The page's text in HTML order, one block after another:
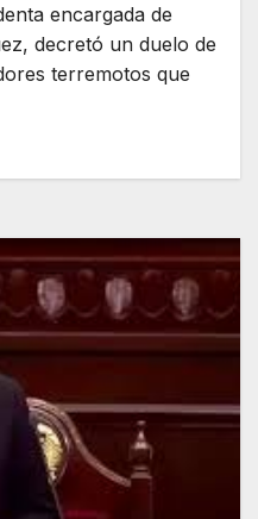
encargada de
decretó un duelo de
terremotos que